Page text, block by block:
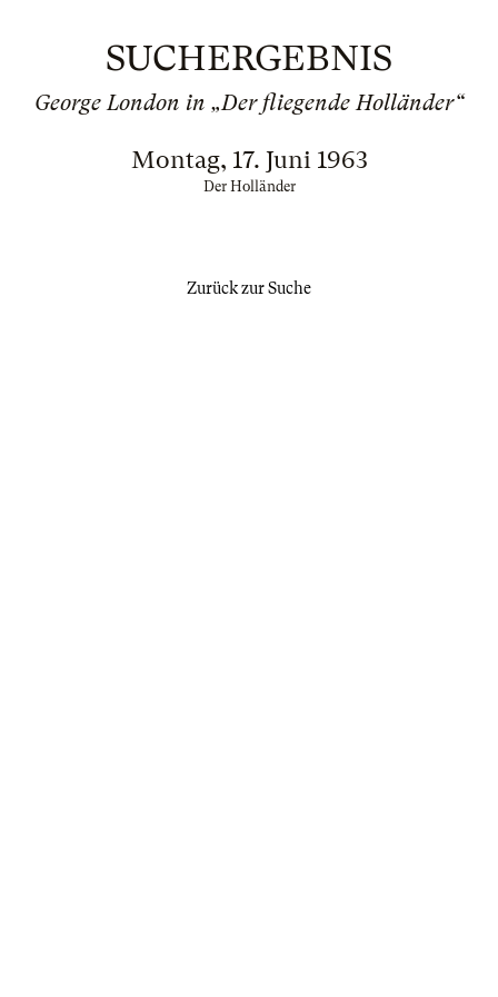
SUCHERGEBNIS
George London in „Der fliegende Holländer“
Montag, 17. Juni 1963
Der Holländer
Zurück zur Suche